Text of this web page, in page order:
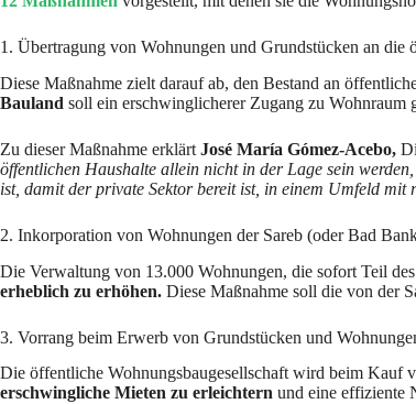
1. Übertragung von Wohnungen und Grundstücken an die
Diese Maßnahme zielt darauf ab, den Bestand an
Bauland soll ein erschwinglicherer Zugang zu
Zu dieser Maßnahme erklärt José María Gómez-Acebo,
öffentlichen Haushalte allein nicht in der Lage sein
ist, damit der private Sektor bereit ist, in einem Umfeld mit
2. Inkorporation von Wohnungen der Sareb (oder Bad
Die Verwaltung von 13.000 Wohnungen, die sofort Teil
erheblich zu erhöhen. Diese Maßnahme soll die von der
3. Vorrang beim Erwerb von Grundstücken und
Die öffentliche Wohnungsbaugesellschaft wird beim Kauf
erschwingliche Mieten zu erleichtern und eine effiziente